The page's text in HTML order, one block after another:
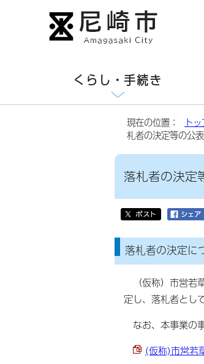
くらし・手続き
現在の位置： ト
札者の決定等の公
落札者の決定
落札者の決定に
（仮称）市営若
定し、落札者とし
なお、本事業の
(仮称)市営若